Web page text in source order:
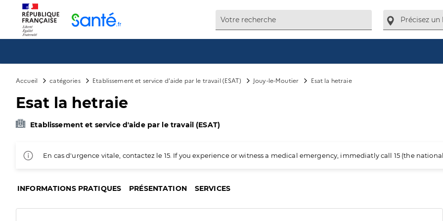
Accueil catégories Etablissement et service d'aide par le travail (ESAT) Jouy-le-Moutier Esat la hetraie
Esat la hetraie
Etablissement et service d'aide par le travail (ESAT)
En cas d'urgence vitale, contactez le 15. If you experience or witness a medical emergency, immediatly call 15 (the
INFORMATIONS PRATIQUES PRÉSENTATION SERVICES
Panneau de gestion des cookies